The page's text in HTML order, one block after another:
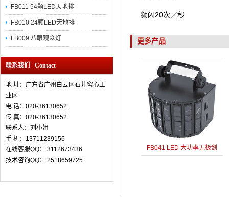
FB011 54颗LED天地排
FB010 24颗LED天地排
FB009 八眼观众灯
联系我们 Contact
地 址：广东省广州白云区石井窖心工
业区
电 话：020-36130652
传 真： 020-36130652
联系人：刘小姐
手 机：13711239156
在线客服QQ： 3112673436
技术咨询QQ： 2518659725
频闪20次／秒
更多产品
FB041 LED 大功率无极剑